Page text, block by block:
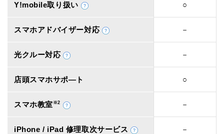
Y!mobile取り扱い ○
スマホアドバイザー対応 －
光クルー対応 －
店頭スマホサポ―ト ○
スマホ教室 ※2 －
iPhone / iPad 修理取次サービス －